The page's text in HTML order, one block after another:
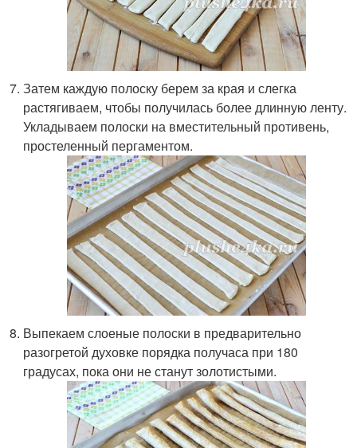
Затем каждую полоску берем за края и слегка
растягиваем, чтобы получилась более длинную ленту.
Укладываем полоски на вместительный противень,
простеленный пергаментом.
Выпекаем слоеные полоски в предварительно
разогретой духовке порядка получаса при 180
градусах, пока они не станут золотистыми.